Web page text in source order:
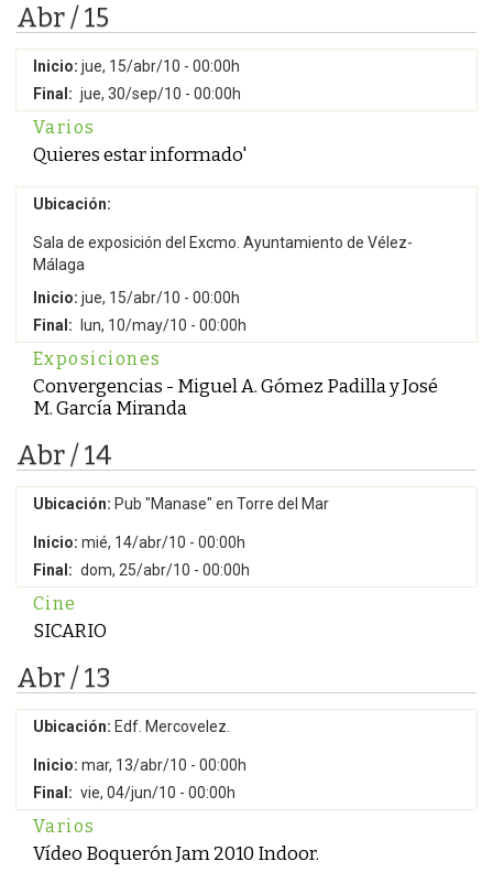
Abr / 15
Inicio: jue, 15/abr/10 - 00:00h
Final: jue, 30/sep/10 - 00:00h
Varios
Quieres estar informado'
Ubicación:
Sala de exposición del Excmo. Ayuntamiento de Vélez-
Málaga
Inicio: jue, 15/abr/10 - 00:00h
Final:
lun, 10/may/10 - 00:00h
Exposiciones
Convergencias - Miguel A. Gómez Padilla y José
M. García Miranda
Abr / 14
Ubicación: Pub "Manase" en Torre del Mar
Inicio: mié, 14/abr/10 - 00:00h
Final: dom, 25/abr/10 - 00:00h
Cine
SICARIO
Abr / 13
Ubicación: Edf. Mercovelez.
Inicio: mar, 13/abr/10 - 00:00h
Final: vie, 04/jun/10 - 00:00h
Varios
Vídeo Boquerón Jam 2010 Indoor.